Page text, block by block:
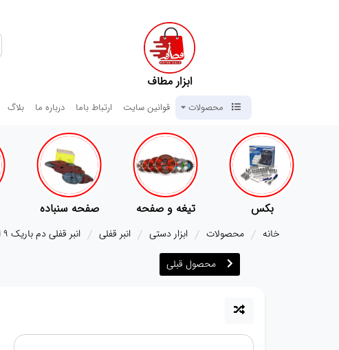
ابزار مطاف
محصولات قوانین سایت ارتباط باما درباره ما بلاگ
تیغه و صفحه صفحه سنباده آچار ها
خانه محصولات ابزار دستی انبر قفلی
انبر قفلی دم باریک 9 اینچ اینکو hlnp0209
محصول قبلی